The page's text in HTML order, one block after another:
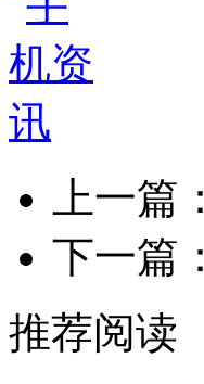
上一篇：
下一篇：
推荐阅读